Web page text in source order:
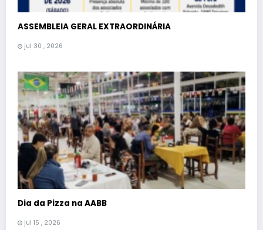
ASSEMBLEIA GERAL EXTRAORDINÁRIA
jul 30 , 2026
Dia da Pizza na AABB
jul 15 , 2026